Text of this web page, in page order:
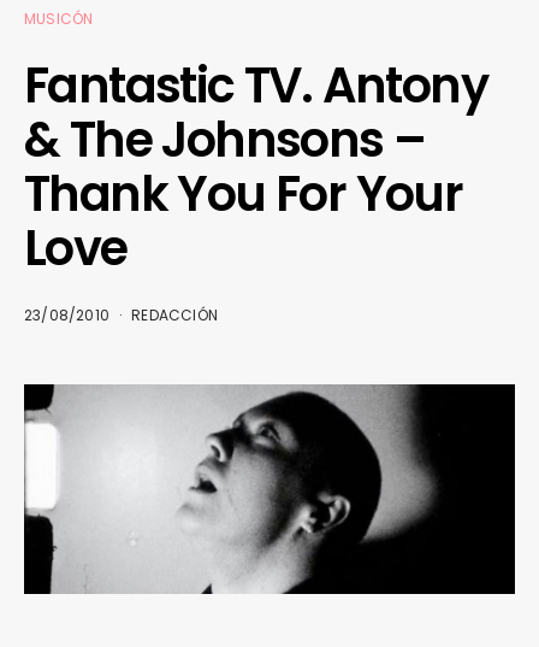
MUSICÓN
Fantastic TV. Antony
& The Johnsons –
Thank You For Your
Love
23/08/2010 REDACCIÓN